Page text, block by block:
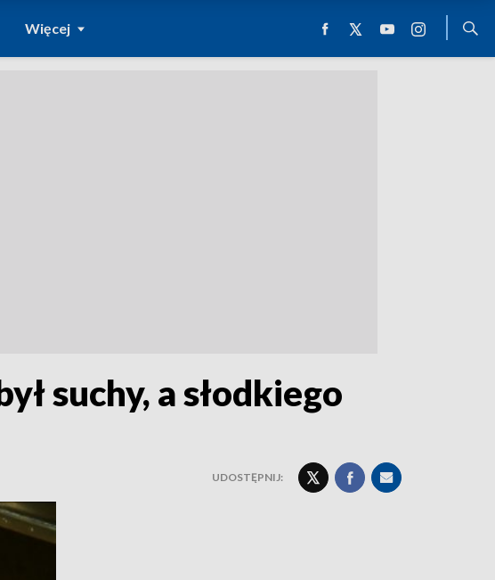
Więcej
suchy, a słodkiego
UDOSTĘPNIJ: